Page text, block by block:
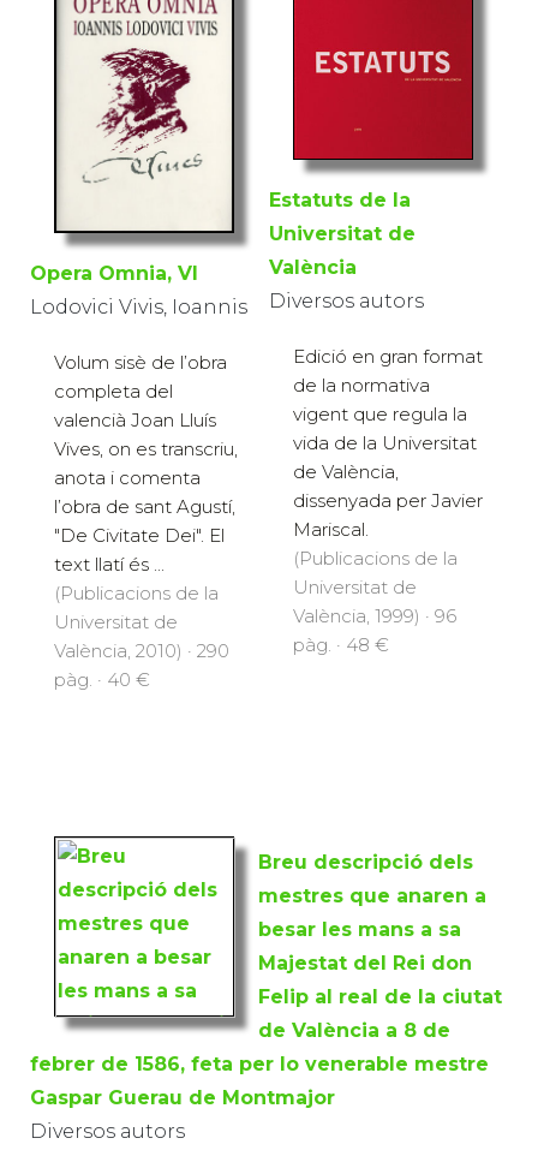
Opera Omnia, VI
Lodovici Vivis, Ioannis
Volum sisè de l’obra
completa del
valencià Joan Lluís
Vives, on es transcriu,
anota i comenta
l’obra de sant Agustí,
"De Civitate Dei". El
text llatí és ...
(Publicacions de la
Universitat de
València, 2010) · 290
pàg. · 40 €
Estatuts de la
Universitat de
València
Diversos autors
Edició en gran format
de la normativa
vigent que regula la
vida de la Universitat
de València,
dissenyada per Javier
Mariscal.
(Publicacions de la
Universitat de
València, 1999) · 96
pàg. · 48 €
Breu descripció dels
mestres que anaren a
besar les mans a sa
Majestat del Rei don
Felip al real de la ciutat
de València a 8 de
febrer de 1586, feta per lo venerable mestre
Gaspar Guerau de Montmajor
Diversos autors